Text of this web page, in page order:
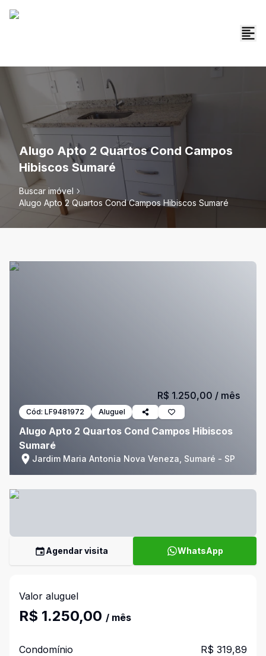
Alugo Apto 2 Quartos Cond Campos
Hibiscos Sumaré
Buscar imóvel
Alugo Apto 2 Quartos Cond Campos Hibiscos Sumaré
Cód: LF9481972 Aluguel
Alugo Apto 2 Quartos Cond Campos Hibiscos
Sumaré
Jardim Maria Antonia Nova Veneza, Sumaré - SP
R$ 1.250,00 / mês
Agendar visita WhatsApp
Valor aluguel
R$ 1.250,00 / mês
Condomínio R$ 319,89